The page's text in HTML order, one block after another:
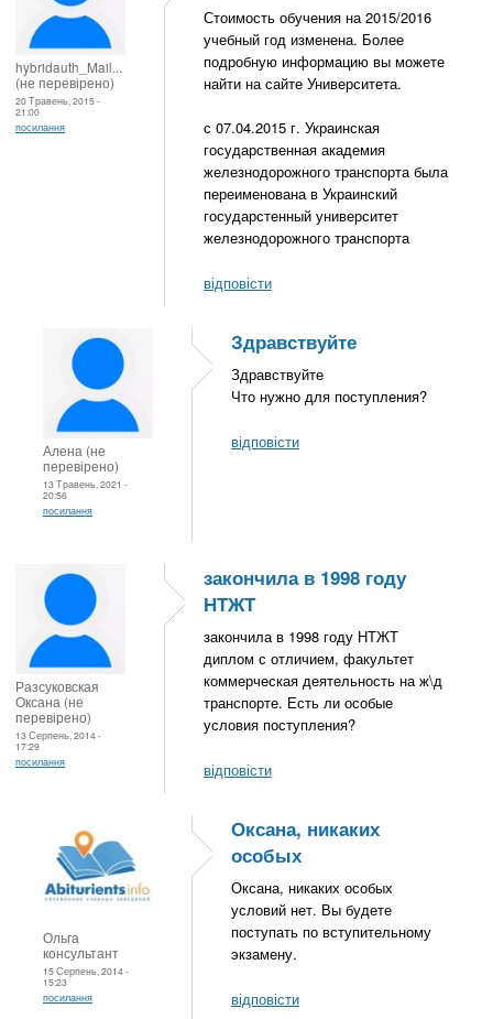
hybridauth_Mail...
(не перевірено)
20 Травень, 2015 -
21:00
посилання
Стоимость обучения на 2015/2016
учебный год изменена. Более
подробную информацию вы можете
найти на сайте Университета.
с 07.04.2015 г. Украинская
государственная академия
железнодорожного транспорта была
переименована в Украинский
государстенный университет
железнодорожного транспорта
відповісти
Алена (не
перевірено)
13 Травень, 2021 -
20:56
посилання
Здравствуйте
Здравствуйте
Что нужно для поступления?
відповісти
Разсуковская
Оксана (не
перевірено)
13 Серпень, 2014 -
17:29
посилання
закончила в 1998 году
НТЖТ
закончила в 1998 году НТЖТ
диплом с отличием, факультет
коммерческая деятельность на ж\д
транспорте. Есть ли особые
условия поступления?
відповісти
Ольга
консультант
15 Серпень, 2014 -
15:23
посилання
Оксана, никаких
особых
Оксана, никаких особых
условий нет. Вы будете
поступать по вступительному
экзамену.
відповісти